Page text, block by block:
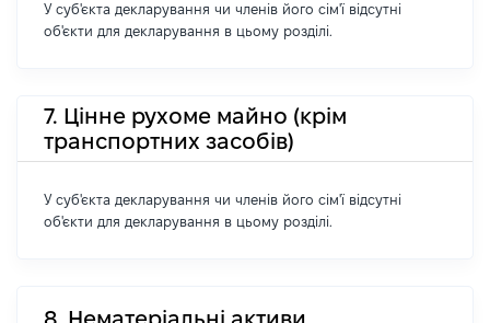
У суб'єкта декларування чи членів його сім'ї відсутні
об'єкти для декларування в цьому розділі.
7. Цінне рухоме майно (крім
транспортних засобів)
У суб'єкта декларування чи членів його сім'ї відсутні
об'єкти для декларування в цьому розділі.